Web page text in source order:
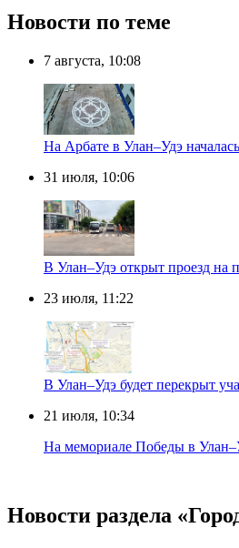
Новости по теме
7 августа, 10:08
На Арбате в Улан–Удэ
31 июля, 10:06
В Улан–Удэ открыт проезд на
23 июля, 11:22
В Улан–Удэ будет перекрыт
21 июля, 10:34
На мемориале Победы в
Новости раздела